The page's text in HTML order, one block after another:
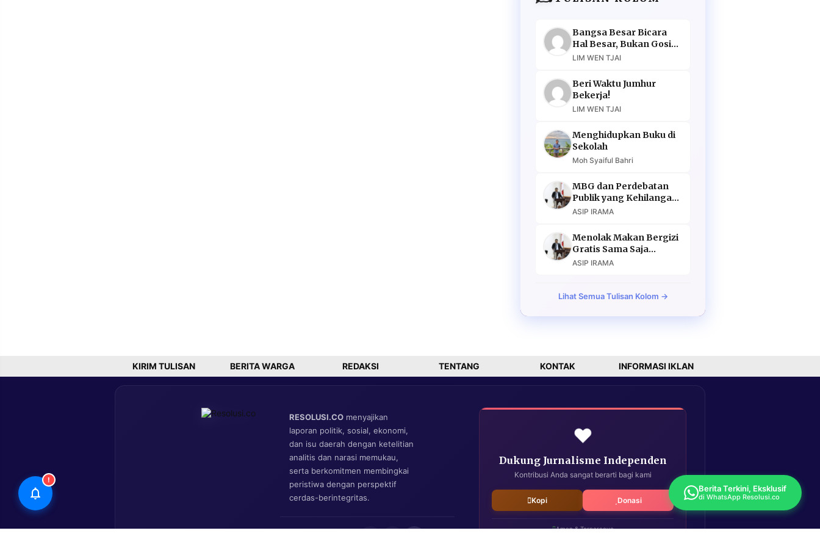
Bangsa Besar Bicara
Hal Besar, Bukan Gosip
Murahan
LIM WEN TJAI
Beri Waktu Jumhur
Bekerja!
LIM WEN TJAI
Menghidupkan Buku di
Sekolah
Moh Syaiful Bahri
MBG dan Perdebatan
Publik yang Kehilangan
Argumen
ASIP IRAMA
Menolak Makan Bergizi
Gratis Sama Saja
Menolak Masa Depan
ASIP IRAMA
Lihat Semua Tulisan Kolom →
KIRIM TULISAN BERITA WARGA REDAKSI TENTANG KONTAK INFORMASI IKLAN
RESOLUSI.CO menyajikan
laporan politik, sosial, ekonomi,
dan isu daerah dengan ketelitian
analitis dan narasi memukau,
serta berkomitmen membingkai
peristiwa dengan perspektif
cerdas-berintegritas.
❤️
Dukung Jurnalisme Independen
Kontribusi Anda sangat berarti bagi kami
Kopi Donasi
Aman & Terpercaya
!
Berita Terkini, Eksklusif
di WhatsApp Resolusi.co